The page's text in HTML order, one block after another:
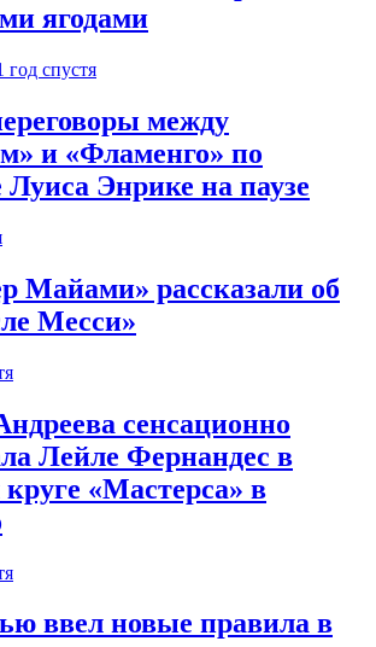
ягодами
год спустя
между
и «Фламенго» по
Луиса Энрике на паузе
Майами» рассказали об
Месси»
сенсационно
Лейле Фернандес в
круге «Мастерса» в
ввел новые правила в